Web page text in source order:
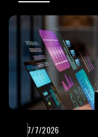
7/7/2026